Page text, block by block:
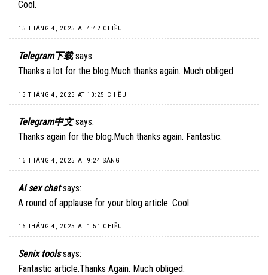
Cool.
15 THÁNG 4, 2025 AT 4:42 CHIỀU
Telegram下载 says:
Thanks a lot for the blog.Much thanks again. Much obliged.
15 THÁNG 4, 2025 AT 10:25 CHIỀU
Telegram中文 says:
Thanks again for the blog.Much thanks again. Fantastic.
16 THÁNG 4, 2025 AT 9:24 SÁNG
AI sex chat says:
A round of applause for your blog article. Cool.
16 THÁNG 4, 2025 AT 1:51 CHIỀU
Senix tools says:
Fantastic article.Thanks Again. Much obliged.